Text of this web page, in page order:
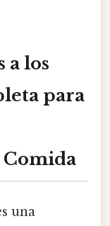
a los
para
Comida
una